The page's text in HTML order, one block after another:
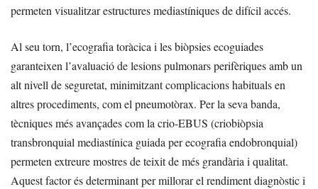
permeten visualitzar estructures mediastíniques de difícil accés.
Al seu torn, l’ecografia toràcica i les biòpsies ecoguiades
garanteixen l’avaluació de lesions pulmonars perifèriques amb un
alt nivell de seguretat, minimitzant complicacions habituals en
altres procediments, com el pneumotòrax. Per la seva banda,
tècniques més avançades com la crio-EBUS (criobiòpsia
transbronquial mediastínica guiada per ecografia endobronquial)
permeten extreure mostres de teixit de més grandària i qualitat.
Aquest factor és determinant per millorar el rendiment diagnòstic i